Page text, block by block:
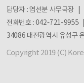
담당자 : 염선분 사무국장 |
전화번호 : 042-721-
34086 대전광역시 유성구
Copyright 2019 (C)